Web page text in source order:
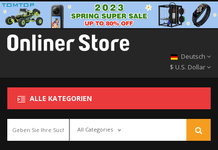
Deutsch
$ U.S. Dollar
ALLE KATEGORIEN
All Categories